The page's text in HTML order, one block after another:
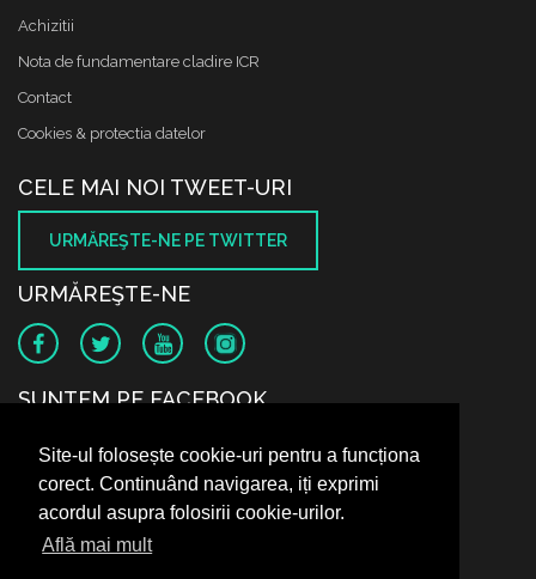
Site-ul folosește cookie-uri pentru a funcționa
corect. Continuând navigarea, iți exprimi
acordul asupra folosirii cookie-urilor.
Află mai mult
Achizitii
Nota de fundamentare cladire ICR
Contact
Cookies & protectia datelor
CELE MAI NOI TWEET-URI
URMĂREŞTE-NE PE TWITTER
URMĂREŞTE-NE
SUNTEM PE FACEBOOK